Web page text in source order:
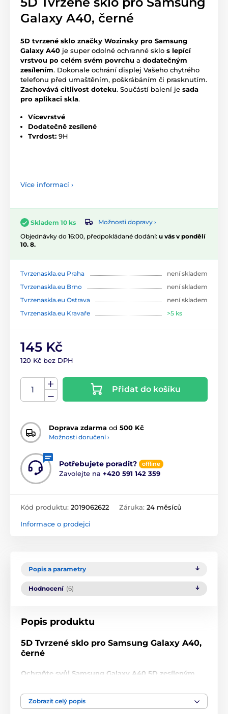
Galaxy A40, černé
5D tvrzené sklo značky Wozinsky pro Samsung
Galaxy A40 je super odolné ochranné sklo s lepící
vrstvou po celém svém povrchu a dodatečným
zesílením. Dokonale ochrání displej Vašeho chytrého
telefonu před umaštěním, poškrábáním či prasknutím.
Zachovává citlivost doteku. Součástí balení je sada
pro aplikaci skla.
Vícevrstvé
Dodatečně zesílené
Tvrdost: 9H
Více informací ›
Skladem 10 ks
Možnosti dopravy ›
Objednávky do 16:00, předpokládané dodání: u vás v pondělí
10. 8.
Tvrzenaskla.eu Praha
není skladem
Tvrzenaskla.eu Brno
není skladem
Tvrzenaskla.eu Ostrava
není skladem
Tvrzenaskla.eu Kravaře
>5 ks
145 Kč
120 Kč bez DPH
Přidat do košíku
Doprava zdarma od 500 Kč
Možnosti doručení ›
Potřebujete poradit? offline
Zavolejte na +420 591 142 359
Kód produktu: 2019062622 Záruka: 24 měsíců
Informace o prodejci
Popis a parametry
Hodnocení (6)
Popis produktu
5D Tvrzené sklo pro Samsung Galaxy A40,
černé
Ochraňte svůj Samsung Galaxy A40 5D zesíleným
Ochranné tvrzené sklo Wozinsky 5D Full Glue
vysoce kvalitní adodatečně posílenétvrzené sklo s
Zobrazit celý popis